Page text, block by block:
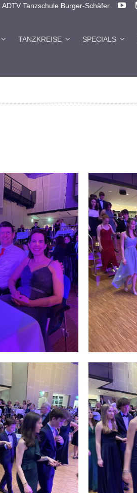
ADTV Tanzschule Burger-Schäfer
TANZKREISE SPECIALS